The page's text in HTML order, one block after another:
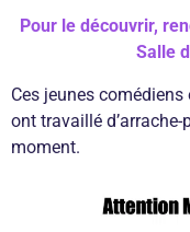
Pour le découvrir,
Salle
Ces jeunes comédiens
ont travaillé
moment.